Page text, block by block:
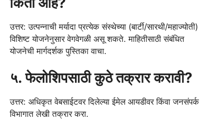
उत्तर: उत्पन्नाची मर्यादा प्रत्येक संस्थेच्या (बार्टी/सारथी/महाज्योती)
विशिष्ट योजनेनुसार वेगवेगळी असू शकते. माहितीसाठी संबंधित
योजनेची मार्गदर्शक पुस्तिका वाचा.
५. फेलोशिपसाठी कुठे तक्रार करावी?
उत्तर: अधिकृत वेबसाईटवर दिलेल्या ईमेल आयडीवर किंवा जनसंपर्क
विभागात लेखी तक्रार करा.